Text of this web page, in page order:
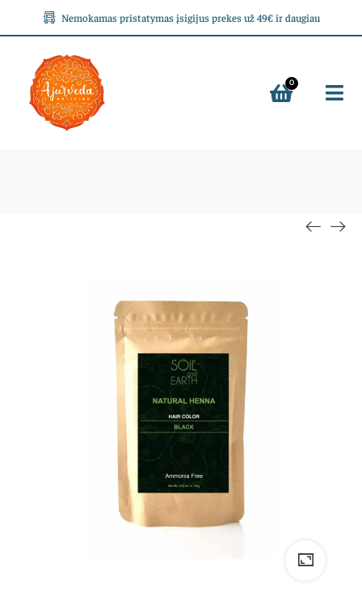
Nemokamas pristatymas įsigijus prekes už 49€ ir daugiau
0